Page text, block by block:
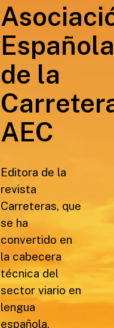
Española
de la
AEC
Editora de la
revista
Carreteras, que
se ha
convertido en
la cabecera
técnica del
sector viario en
lengua
española.